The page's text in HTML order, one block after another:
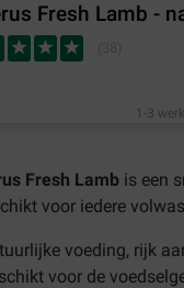
Fresh Lamb -
1-3
Fresh Lamb is een
voor iedere
voeding, rijk
voor de